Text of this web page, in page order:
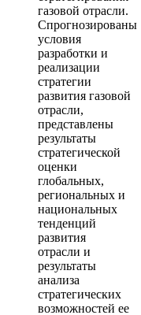
газовой отрасли.
Спрогнозированы
условия
разработки и
реализации
стратегии
развития газовой
отрасли,
представлены
результаты
стратегической
оценки
глобальных,
региональных и
национальных
тенденций
развития
отрасли и
результаты
анализа
стратегических
возможностей ее